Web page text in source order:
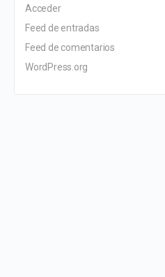
Acceder
Feed de entradas
Feed de comentarios
WordPress.org